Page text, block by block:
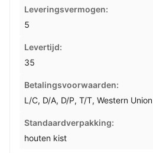
Leveringsvermogen:
5
Levertijd:
35
Betalingsvoorwaarden:
L/C, D/A, D/P, T/T, Western Union
Standaardverpakking:
houten kist